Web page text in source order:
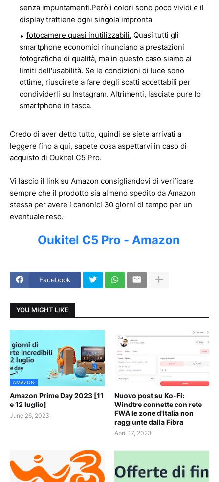
senza impuntamenti.Però i colori sono poco vividi e il
display trattiene ogni singola impronta.
fotocamere quasi inutilizzabili. Quasi tutti gli
smartphone economici rinunciano a prestazioni
fotografiche di qualità, ma in questo caso siamo ai
limiti dell'usabilità. Se le condizioni di luce sono
ottime, riuscirete a fare degli scatti accettabili per
condividerli su Instagram. Altrimenti, lasciate pure lo
smartphone in tasca.
Credo di aver detto tutto, quindi se siete arrivati a
leggere fino a qui, sapete cosa aspettarvi in caso di
acquisto di Oukitel C5 Pro.
Vi lascio il link su Amazon consigliandovi di verificare
sempre che il prodotto sia almeno spedito da Amazon
stessa per avere i canonici 30 giorni di tempo per un
eventuale reso.
Oukitel C5 Pro - Amazon
Facebook
YOU MIGHT LIKE
AMAZON
Amazon Prime Day 2023 [11
e 12 luglio]
June 26, 2023
Nuovo post su Ko-Fi:
Windtre connette con rete
FWA le zone d'Italia non
raggiunte dalla Fibra
April 17, 2023